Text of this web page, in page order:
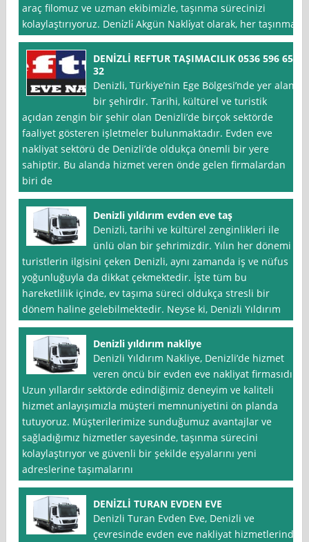
araç filomuz ve uzman ekibimizle, taşınma sürecinizi
kolaylaştırıyoruz. Deni̇zli̇ Akgün Nakli̇yat olarak, her taşınma
DENİZLİ REFTUR TAŞIMACILIK 0536 596 65
32
Denizli, Türkiye’nin Ege Bölgesi’nde yer alan
bir şehirdir. Tarihi, kültürel ve turistik
açıdan zengin bir şehir olan Denizli’de birçok sektörde
faaliyet gösteren işletmeler bulunmaktadır. Evden eve
nakliyat sektörü de Denizli’de oldukça önemli bir yere
sahiptir. Bu alanda hizmet veren önde gelen firmalardan
biri de
Denizli yıldırım evden eve taş
Denizli, tarihi ve kültürel zenginlikleri ile
ünlü olan bir şehrimizdir. Yılın her dönemi
turistlerin ilgisini çeken Denizli, aynı zamanda iş ve nüfus
yoğunluğuyla da dikkat çekmektedir. İşte tüm bu
hareketlilik içinde, ev taşıma süreci oldukça stresli bir
dönem haline gelebilmektedir. Neyse ki, Denizli Yıldırım
Denizli yıldırım nakliye
Denizli Yıldırım Nakliye, Denizli’de hizmet
veren öncü bir evden eve nakliyat firmasıdır.
Uzun yıllardır sektörde edindiğimiz deneyim ve kaliteli
hizmet anlayışımızla müşteri memnuniyetini ön planda
tutuyoruz. Müşterilerimize sunduğumuz avantajlar ve
sağladığımız hizmetler sayesinde, taşınma sürecini
kolaylaştırıyor ve güvenli bir şekilde eşyalarını yeni
adreslerine taşımalarını
DENİZLİ TURAN EVDEN EVE
Denizli Turan Evden Eve, Denizli ve
çevresinde evden eve nakliyat hizmetlerinde